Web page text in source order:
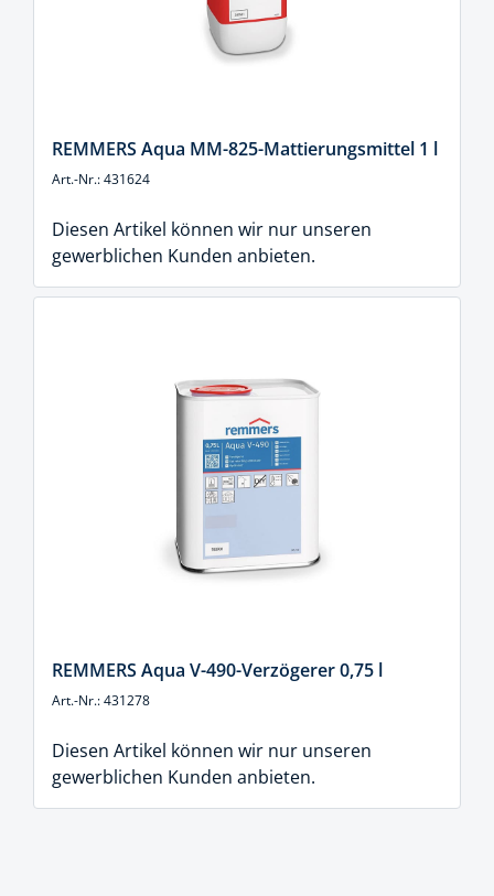
REMMERS Aqua MM-825-Mattierungsmittel 1 l
Art.-Nr.: 431624
Diesen Artikel können wir nur unseren
gewerblichen Kunden anbieten.
REMMERS Aqua V-490-Verzögerer 0,75 l
Art.-Nr.: 431278
Diesen Artikel können wir nur unseren
gewerblichen Kunden anbieten.